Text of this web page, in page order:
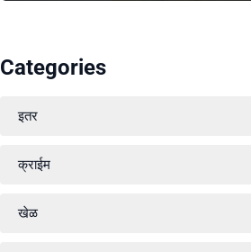
Categories
इतर
क्राईम
खेळ